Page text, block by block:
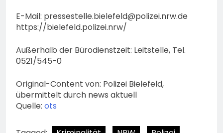
E-Mail: pressestelle.bielefeld@polizei.nrw.de
https://bielefeld.polizei.nrw/
Außerhalb der Bürodienstzeit: Leitstelle, Tel.
0521/545-0
Original-Content von: Polizei Bielefeld,
übermittelt durch news aktuell
Quelle: ots